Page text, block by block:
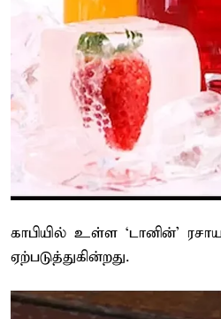
காபியில் உள்ள ‘டானின்’
ஏற்படுத்துகின்றது.